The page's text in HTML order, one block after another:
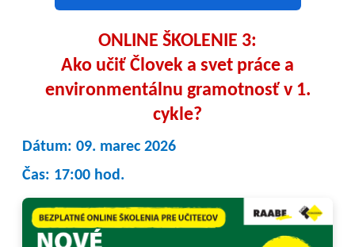
ONLINE ŠKOLENIE 3:
Ako učiť Človek a svet práce a
environmentálnu gramotnosť v 1.
cykle?
Dátum: 09. marec 2026
Čas: 17:00 hod.